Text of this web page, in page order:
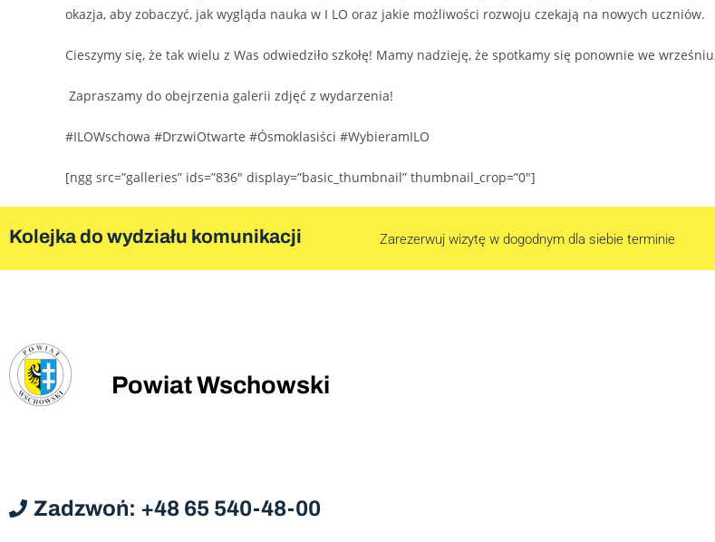
okazja, aby zobaczyć, jak wygląda nauka w I LO oraz jakie możliwości rozwoju czekają na nowych uczniów.
Cieszymy się, że tak wielu z Was odwiedziło szkołę! Mamy nadzieję, że spotkamy się ponownie we
Zapraszamy do obejrzenia galerii zdjęć z wydarzenia!
#ILOWschowa #DrzwiOtwarte #Ósmoklasiści #WybieramILO
[ngg src=”galleries” ids=”836″ display=”basic_thumbnail” thumbnail_crop=”0″]
Kolejka do wydziału komunikacji Zarezerwuj wizytę w dogodnym dla siebie terminie
Powiat Wschowski
Zadzwoń: +48 65 540-48-00